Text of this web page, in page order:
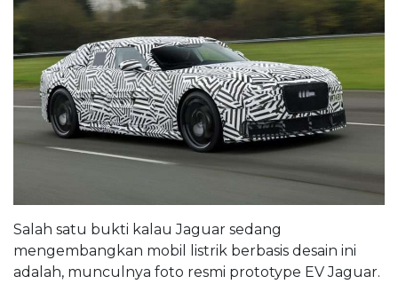
Salah satu bukti kalau Jaguar sedang
mengembangkan mobil listrik berbasis desain ini
adalah, munculnya foto resmi prototype EV Jaguar.